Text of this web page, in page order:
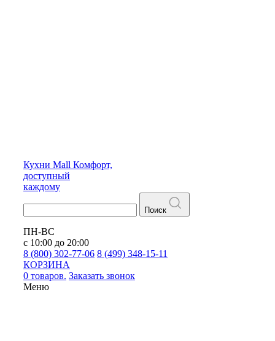
Кухни Mall Комфорт,
доступный
каждому
Поиск
ПН-ВС
с 10:00 до 20:00
8 (800) 302-77-06 8 (499) 348-15-11
КОРЗИНА
0 товаров. Заказать звонок
Меню